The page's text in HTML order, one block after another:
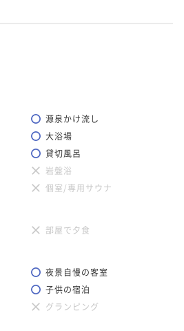
源泉かけ流し
大浴場
貸切風呂
岩盤浴
個室/専用サウナ
部屋で夕食
夜景自慢の客室
子供の宿泊
グランピング